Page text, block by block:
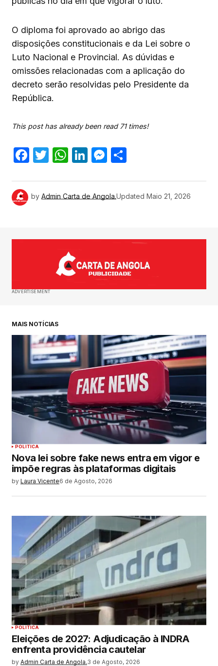
O diploma foi aprovado ao abrigo das
disposições constitucionais e da Lei sobre o
Luto Nacional e Provincial. As dúvidas e
omissões relacionadas com a aplicação do
decreto serão resolvidas pelo Presidente da
República.
This post has already been read 71 times!
Facebook
Twitter
WhatsApp
LinkedIn
Messenger
by Admin Carta de Angola.Updated Maio 21, 2026
ADVERTISEMENT
MAIS NOTÍCIAS
POLITICA
Nova lei sobre fake news entra em vigor e
impõe regras às plataformas digitais
by Laura Vicente6 de Agosto, 2026
POLITICA
Eleições de 2027: Adjudicação à INDRA
enfrenta providência cautelar
by Admin Carta de Angola.3 de Agosto, 2026